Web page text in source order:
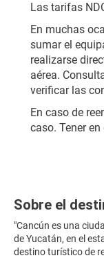
​Las tarifas
En muchas
sumar el
realizarse
aérea.
verificar las
En caso de
caso. Tener
Sobre el
"Cancún es una
de Yucatán, en el
destino turístico de